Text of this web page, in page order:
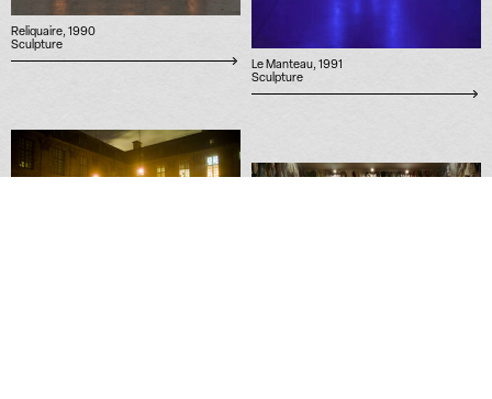
Reliquaire, 1990
Sculpture
Le Manteau, 1991
Sculpture